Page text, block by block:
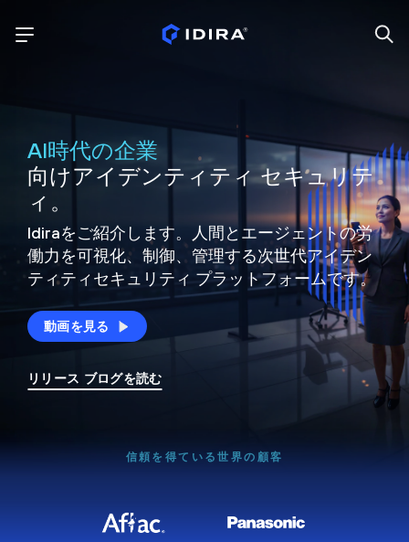
AI時代の企業
向けアイデンティティ セキュリテ
ィ。
Idiraをご紹介します。人間とエージェントの労
働力を可視化、制御、 管理する次世代アイデン
ティティセキュリティ プラットフォームです。
動画を見る
リリース ブログを読む
信頼を得ている世界の顧客